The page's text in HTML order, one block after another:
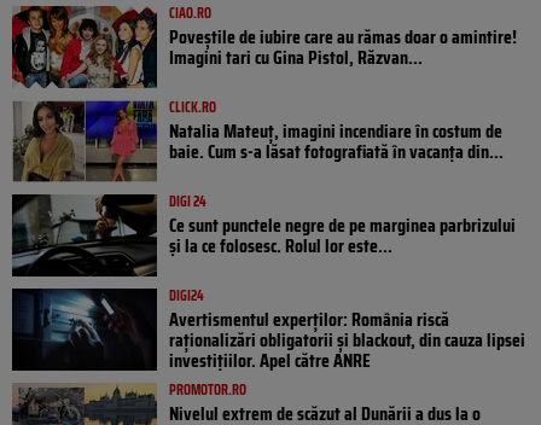
CIAO.RO
Poveştile de iubire care au rămas doar o amintire!
Imagini tari cu Gina Pistol, Răzvan...
CLICK.RO
Natalia Mateuț, imagini incendiare în costum de
baie. Cum s-a lăsat fotografiată în vacanța din...
DIGI 24
Ce sunt punctele negre de pe marginea parbrizului
și la ce folosesc. Rolul lor este...
DIGI24
Avertismentul experților: România riscă
raționalizări obligatorii și blackout, din cauza lipsei
investițiilor. Apel către ANRE
PROMOTOR.RO
Nivelul extrem de scăzut al Dunării a dus la o